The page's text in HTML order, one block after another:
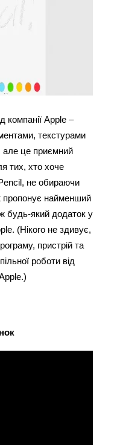
компанії Apple –
текстурами
але це приємний
тих, хто хоче
не обираючи
пропонує найменший
будь-який додаток у
(Нікого не здивує,
пристрій та
роботи від